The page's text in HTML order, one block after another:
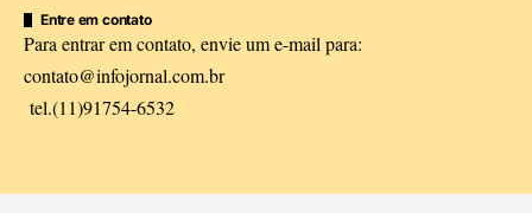
Entre em contato
Para entrar em contato, envie um e-mail para:
contato@infojornal.com.br
tel.(11)91754-6532